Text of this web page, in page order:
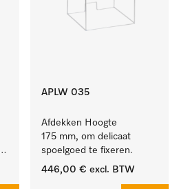
APLW 035
Afdekken Hoogte
175 mm, om delicaat
spoelgoed te fixeren.
446,00 € excl. BTW